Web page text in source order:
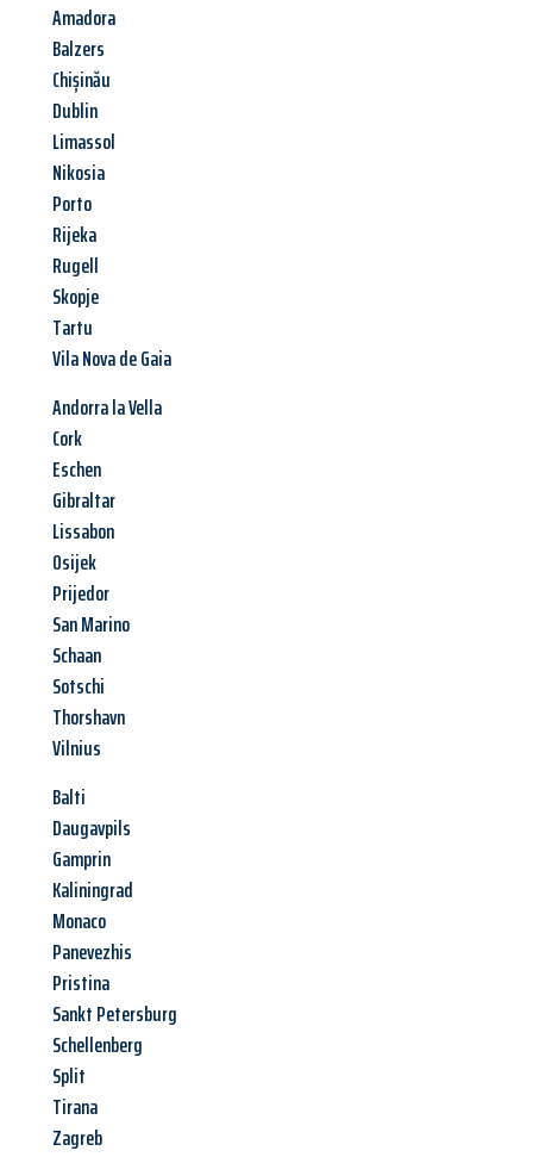
Amadora
Balzers
Chișinău
Dublin
Limassol
Nikosia
Porto
Rijeka
Rugell
Skopje
Tartu
Vila Nova de Gaia
Andorra la Vella
Cork
Eschen
Gibraltar
Lissabon
Osijek
Prijedor
San Marino
Schaan
Sotschi
Thorshavn
Vilnius
Balti
Daugavpils
Gamprin
Kaliningrad
Monaco
Panevezhis
Pristina
Sankt Petersburg
Schellenberg
Split
Tirana
Zagreb